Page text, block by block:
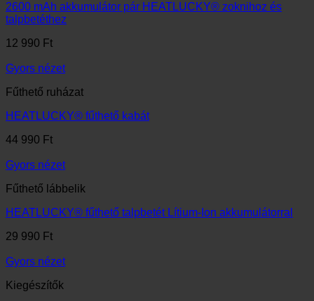
2600 mAh akkumulátor pár HEATLUCKY® zoknihoz és
talpbetéthez
12 990 Ft
Gyors nézet
Fűthető ruházat
HEATLUCKY® fűthető kabát
44 990 Ft
Gyors nézet
Fűthető lábbelik
HEATLUCKY® fűthető talpbetét Lítium-Ion akkumulátorral
29 990 Ft
Gyors nézet
Kiegészítők